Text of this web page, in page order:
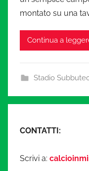
montato su una
Continua a
Stadio
CONTATTI:
Scrivi a: